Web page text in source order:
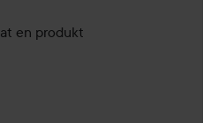
en produkt
månader